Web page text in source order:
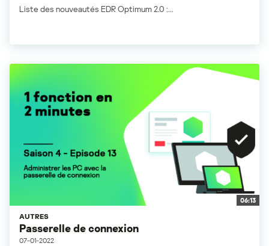
Liste des nouveautés EDR Optimum 2.0 :...
06:13
AUTRES
Passerelle de connexion
07-01-2022